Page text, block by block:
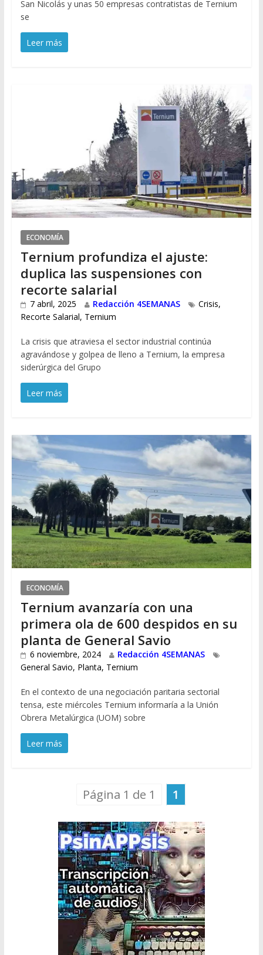
San Nicolás y unas 50 empresas contratistas de Ternium
se
Leer más
ECONOMÍA
Ternium profundiza el ajuste:
duplica las suspensiones con
recorte salarial
7 abril, 2025 Redacción 4SEMANAS Crisis,
Recorte Salarial, Ternium
La crisis que atraviesa el sector industrial continúa
agravándose y golpea de lleno a Ternium, la empresa
siderúrgica del Grupo
Leer más
ECONOMÍA
Ternium avanzaría con una
primera ola de 600 despidos en su
planta de General Savio
6 noviembre, 2024
Redacción 4SEMANAS
General Savio, Planta, Ternium
En el contexto de una negociación paritaria sectorial
tensa, este miércoles Ternium informaría a la Unión
Obrera Metalúrgica (UOM) sobre
Leer más
Página 1 de 1 1